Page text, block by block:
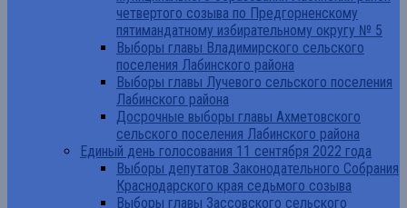
четвертого созыва по Предгорненскому
пятимандатному избирательному округу № 5
Выборы главы Владимирского сельского
поселения Лабинского района
Выборы главы Лучевого сельского поселения
Лабинского района
Досрочные выборы главы Ахметовского
сельского поселения Лабинского района
Единый день голосования 11 сентября 2022 года
Выборы депутатов Законодательного Собрания
Краснодарского края седьмого созыва
Выборы главы Зассовского сельского